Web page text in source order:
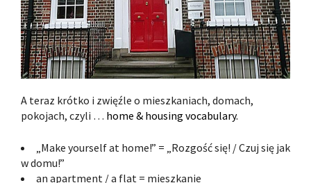
A teraz krótko i zwięźle o mieszkaniach, domach,
pokojach, czyli … home & housing vocabulary.
„Make yourself at home!” = „Rozgość się! / Czuj się jak
w domu!”
an apartment / a flat = mieszkanie